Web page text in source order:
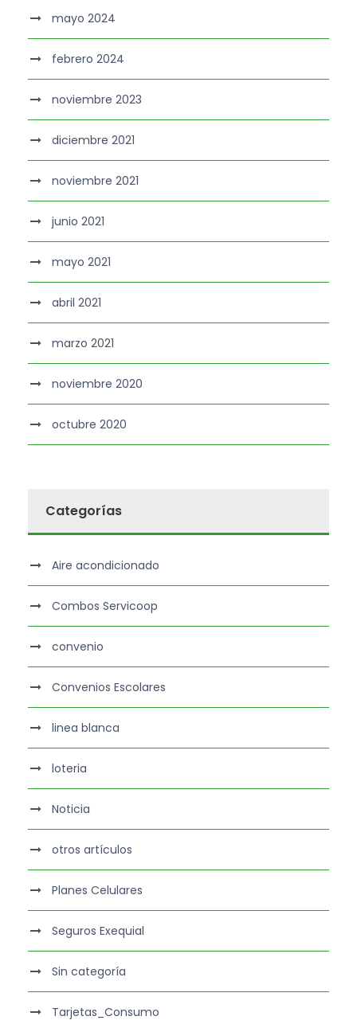
mayo 2024
febrero 2024
noviembre 2023
diciembre 2021
noviembre 2021
junio 2021
mayo 2021
abril 2021
marzo 2021
noviembre 2020
octubre 2020
Categorías
Aire acondicionado
Combos Servicoop
convenio
Convenios Escolares
linea blanca
loteria
Noticia
otros artículos
Planes Celulares
Seguros Exequial
Sin categoría
Tarjetas_Consumo